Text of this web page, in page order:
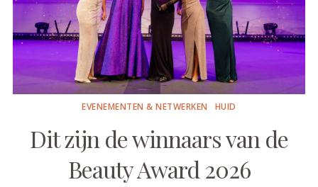
EVENEMENTEN & NETWERKEN HUID
Dit zijn de winnaars van de
Beauty Award 2026